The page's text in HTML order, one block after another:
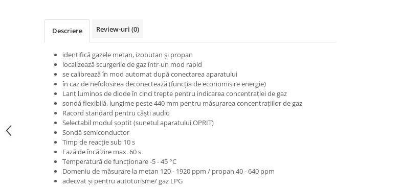
Descriere Review-uri (0)
identifică gazele metan, izobutan şi propan
localizează scurgerile de gaz într-un mod rapid
se calibrează în mod automat după conectarea aparatului
în caz de nefolosirea deconectează (funcţia de economisire energie)
Lanţ luminos de diode în cinci trepte pentru indicarea concentraţiei de gaz
sondă flexibilă, lungime peste 440 mm pentru măsurarea concentraţiilor de gaz
Racord standard pentru căşti audio
Selectabil modul şoptit (sunetul aparatului OPRIT)
Sondă semiconductor
Timp de reacţie sub 10 s
Fază de încălzire max. 60 s
Temperatură de funcţionare -5 - 45 °C
Domeniu de măsurare la metan 120 - 1920 ppm / propan 40 - 640 ppm
adecvat şi pentru autoturisme/ gaz LPG